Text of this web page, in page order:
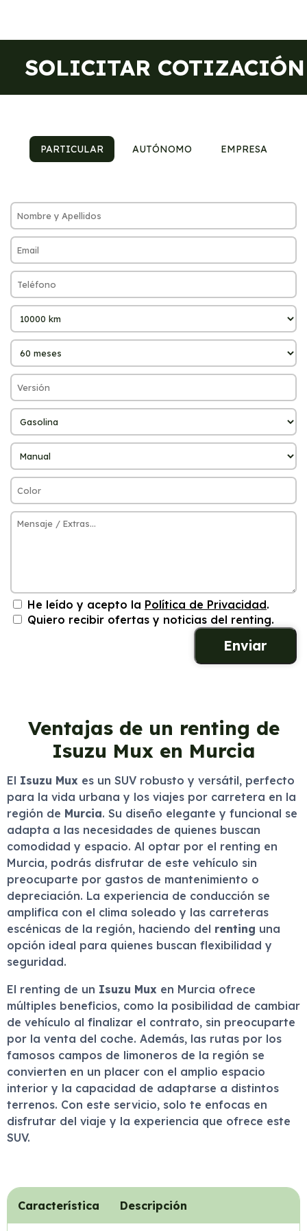
SOLICITAR COTIZACIÓN
PARTICULAR AUTÓNOMO EMPRESA
He leído y acepto la Política de Privacidad.
Quiero recibir ofertas y noticias del renting.
Ventajas de un renting de
Isuzu Mux en Murcia
El Isuzu Mux es un SUV robusto y versátil, perfecto
para la vida urbana y los viajes por carretera en la
región de Murcia. Su diseño elegante y funcional se
adapta a las necesidades de quienes buscan
comodidad y espacio. Al optar por el renting en
Murcia, podrás disfrutar de este vehículo sin
preocuparte por gastos de mantenimiento o
depreciación. La experiencia de conducción se
amplifica con el clima soleado y las carreteras
escénicas de la región, haciendo del renting una
opción ideal para quienes buscan flexibilidad y
seguridad.
El renting de un Isuzu Mux en Murcia ofrece
múltiples beneficios, como la posibilidad de cambiar
de vehículo al finalizar el contrato, sin preocuparte
por la venta del coche. Además, las rutas por los
famosos campos de limoneros de la región se
convierten en un placer con el amplio espacio
interior y la capacidad de adaptarse a distintos
terrenos. Con este servicio, solo te enfocas en
disfrutar del viaje y la experiencia que ofrece este
SUV.
Característica Descripción